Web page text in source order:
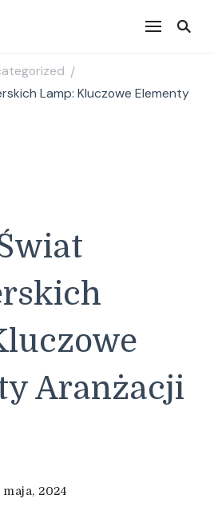
/
Lamp: Kluczowe Elementy
Aranżacji
maja, 2024